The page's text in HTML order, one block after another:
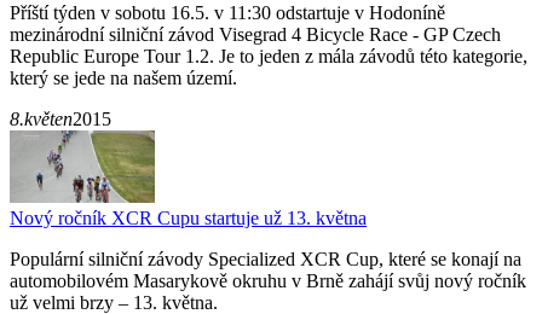
Příští týden v sobotu 16.5. v 11:30 odstartuje v Hodoníně
mezinárodní silniční závod Visegrad 4 Bicycle Race - GP Czech
Republic Europe Tour 1.2. Je to jeden z mála závodů této kategorie,
který se jede na našem území.
8.květen2015
Nový ročník XCR Cupu startuje už 13. května
Populární silniční závody Specialized XCR Cup, které se konají na
automobilovém Masarykově okruhu v Brně zahájí svůj nový ročník
už velmi brzy – 13. května.